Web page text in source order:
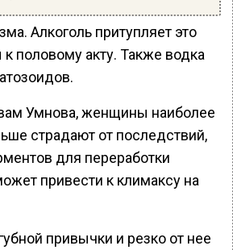
Алкоголь притупляет это
половому акту. Также водка
Умнова, женщины наиболее
страдают от последствий,
для переработки
привести к климаксу на
привычки и резко от нее